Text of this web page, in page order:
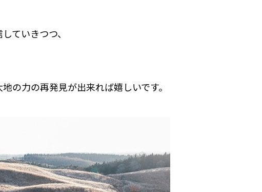
ていきつつ、
の力の再発見が出来れば嬉しいです。